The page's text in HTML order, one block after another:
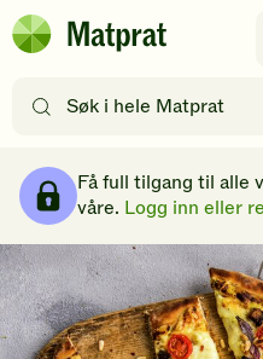
Hopp til hovedinnhold
Matprat
etter
filtre
Få full tilgang til alle
våre. Logg inn eller